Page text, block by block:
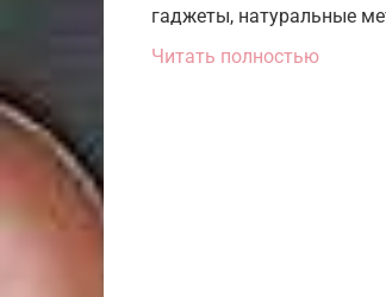
гаджеты, натуральные
Читать полностью